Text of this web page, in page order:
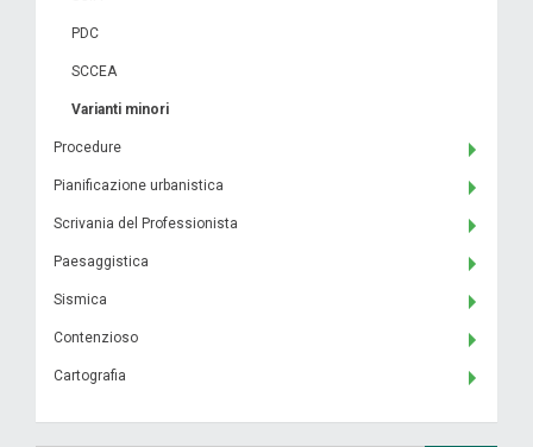
PDC
SCCEA
Varianti minori
Procedure
Pianificazione urbanistica
Scrivania del Professionista
Paesaggistica
Sismica
Contenzioso
Cartografia